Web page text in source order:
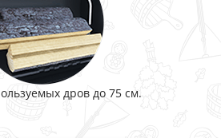
дров до 75 см.